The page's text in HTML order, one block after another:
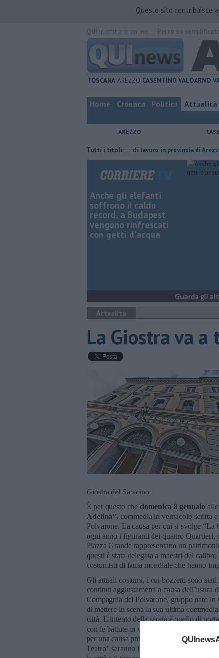
Questo sito contribuisce
TOSCANA AREZZO CASENTINO VALDARNO
Home Cronaca Politica Attualità
AREZZO
Tutti i titoli:
​Tutte le offerte di lavoro in provincia di Arezzo
Anche gli elefanti
soffrono il caldo
record, a Budapest
vengono rinfrescati
con getti d'acqua
Attualità
La Giostra va a
Giostra del Saracino.
È per questo che domenica 8 gennaio
Adelina”, commedia in vernacolo scritta
Polvarone. La causa per cui si svolge
ogni anno i figuranti dei quattro
Piazza Grande rappresentano un
questi è stata delegata a maestri del
costumisti di fama mondiale che hanno
Gli attuali costumi, i cui bozzetti sono
continui aggiustamenti a causa dell’usura
Compagnia del Polvarone, gruppo nato
di mettere in scena la sua ultima
città. L’intento della serata è quello di
con le battute in vernacolo alla riscoperta
per una causa preziosa e di interesse
Teatro” saranno i piccoli talenti del Coro